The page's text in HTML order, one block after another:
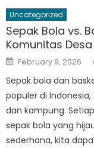
Uncategorized
Sepak Bola vs.
Komunitas Desa
Posted
on
February 9, 2026
Sepak bola dan
populer di
dan kampung.
sepak bola yang
sederhana, kita